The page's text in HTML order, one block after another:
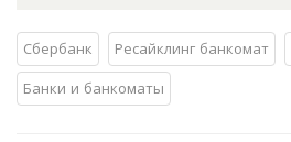
Сбербанк Ресайклинг банкомат
Банки и банкоматы